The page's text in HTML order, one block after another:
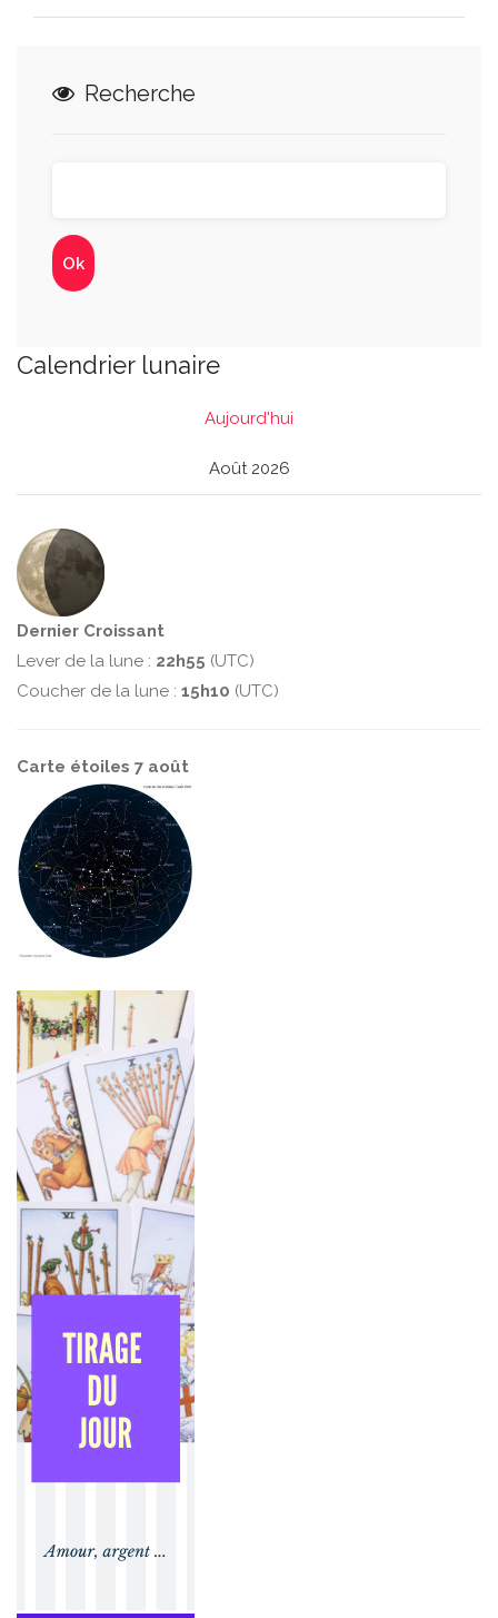
Recherche
Calendrier lunaire
Aujourd'hui
Août 2026
Dernier Croissant
Lever de la lune : 22h55 (UTC)
Coucher de la lune : 15h10 (UTC)
Carte étoiles 7 août